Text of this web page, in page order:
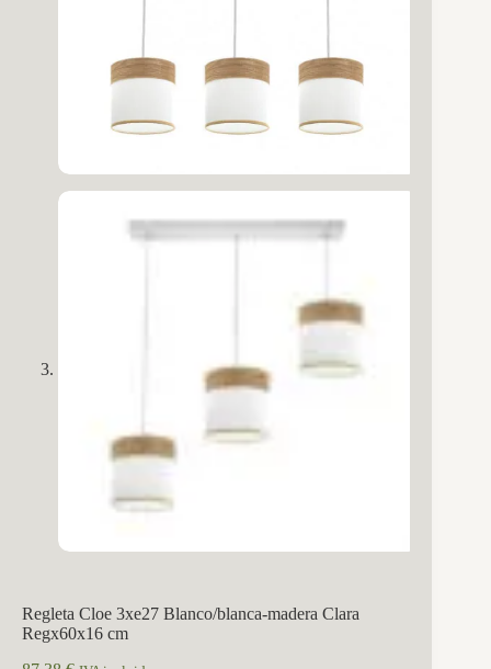
Regleta Cloe 3xe27 Blanco/blanca-madera Clara
Regx60x16 cm